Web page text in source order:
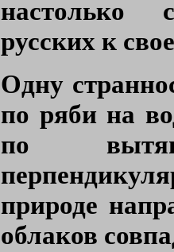
настолько
русских к
Одну
по ряби на
по
природе
облаков